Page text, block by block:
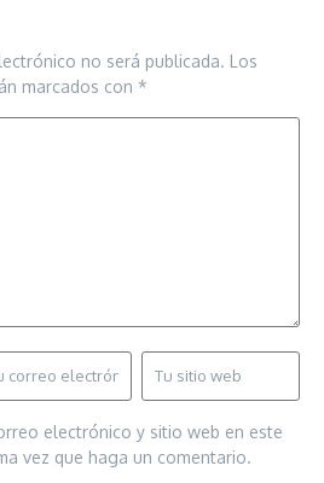
no será publicada. Los
marcados con *
electrónico y sitio web en este
vez que haga un comentario.